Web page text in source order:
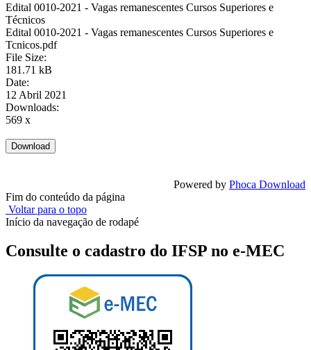
Edital 0010-2021 - Vagas remanescentes Cursos Superiores e
Técnicos
Edital 0010-2021 - Vagas remanescentes Cursos Superiores e
Tcnicos.pdf
File Size:
181.71 kB
Date:
12 Abril 2021
Downloads:
569 x
Powered by Phoca Download
Fim do conteúdo da página
Voltar para o topo
Início da navegação de rodapé
Consulte o cadastro do IFSP no e-MEC